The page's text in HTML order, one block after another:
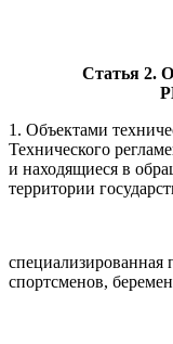
Статья
1. Объектами
Технического
и находящиеся в
территории
специализированная
спортсменов,